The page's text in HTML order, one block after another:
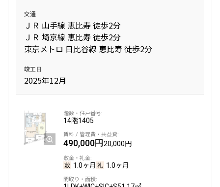
交通
ＪＲ 山手線 恵比寿 徒歩2分
ＪＲ 埼京線 恵比寿 徒歩2分
東京メトロ 日比谷線 恵比寿 徒歩2分
竣工日
2025年12月
14階1405
490,000円20,000円
1.0ヶ月 1.0ヶ月